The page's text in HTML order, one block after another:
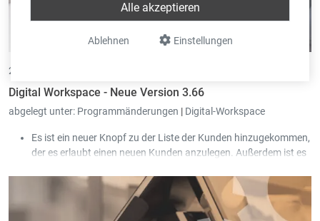
Einstellungen
Ablehnen
Alle akzeptieren
29.10.2025 •
Digital Workspace - Neue Version 3.66
abgelegt unter: Programmänderungen | Digital-Workspace
Es ist ein neuer Knopf zu der Liste der Kunden hinzugekommen,
der es erlaubt einen neuen Kunden anzulegen. Außerdem ist es
Kunden, den Kunden zu bearbeiten.
Das Textfeld für die Eingabe eines mehrzeiligen Textes in der
Detailansicht eines Dokumentes wurde vergrößert.